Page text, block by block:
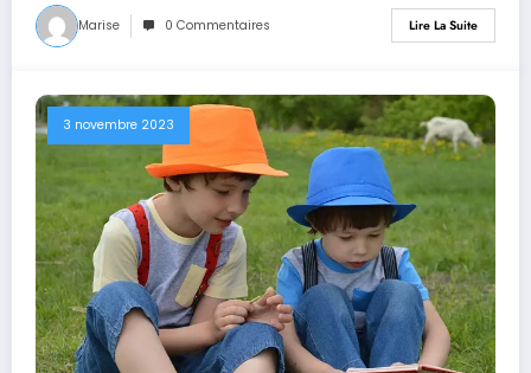
Marise 0 Commentaires Lire La Suite
3 novembre 2023